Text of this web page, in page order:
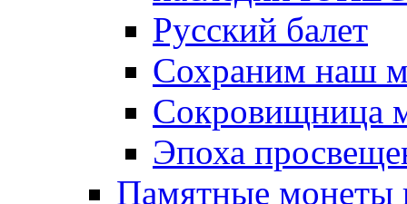
Русский балет
Сохраним наш
Сокровищница
Эпоха
Памятные монеты